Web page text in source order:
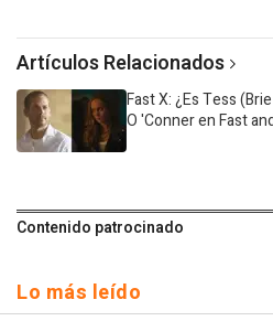
Artículos Relacionados
Fast X: ¿Es Tess
O 'Conner en Fast
Contenido patrocinado
Lo más leído